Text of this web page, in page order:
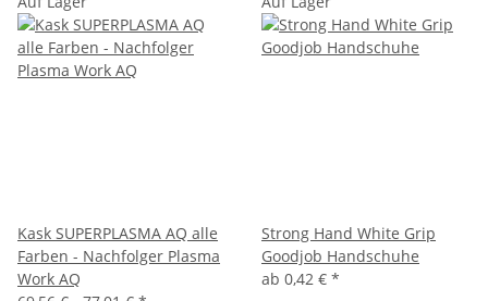
Kask SUPERPLASMA AQ alle
Farben - Nachfolger Plasma
Work AQ
Strong Hand White Grip
Goodjob Handschuhe
ab 0,42 € *